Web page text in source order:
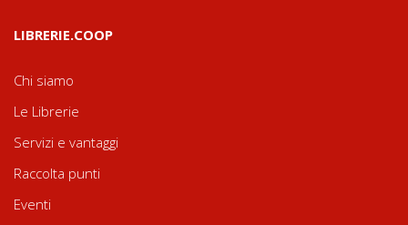
LIBRERIE.COOP
Chi siamo
Le Librerie
Servizi e vantaggi
Raccolta punti
Eventi